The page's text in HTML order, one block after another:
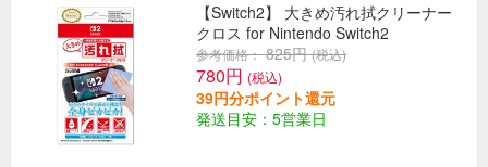
【Switch2】 大きめ汚れ拭クリーナー
クロス for Nintendo Switch2
参考価格： 825円(税込)
780円 (税込)
39円分ポイント還元
発送目安：5営業日